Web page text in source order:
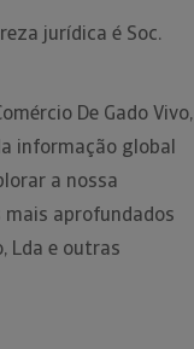
jurídica é Soc.
De Gado Vivo,
informação global
a nossa
aprofundados
Lda e outras